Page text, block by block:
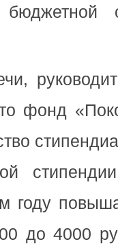
фонд
году
до 4000